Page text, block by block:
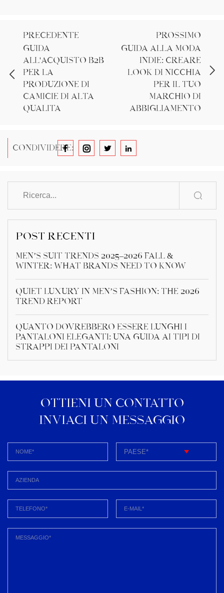
PRECEDENTE
Guida
all'acquisto B2B
per la
produzione di
camicie di alta
qualità
PROSSIMO
Guida alla moda
indie: creare
look di nicchia
per il tuo
marchio di
abbigliamento
CONDIVIDERE:
POST RECENTI
Men’s Suit Trends 2025–2026 Fall &
Winter: What Brands Need to Know
Quiet Luxury in Men’s Fashion: The 2026
Trend Report
Quanto dovrebbero essere lunghi i
pantaloni eleganti: una guida ai tipi di
strappi dei pantaloni
OTTIENI UN CONTATTO
INVIACI UN MESSAGGIO